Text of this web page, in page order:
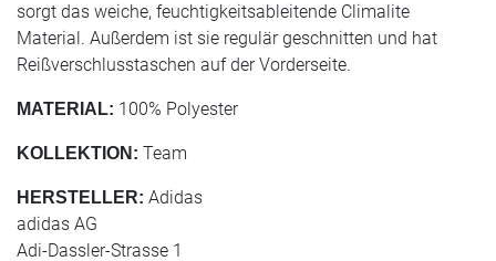
sorgt das weiche, feuchtigkeitsableitende Climalite
Material. Außerdem ist sie regulär geschnitten und hat
Reißverschlusstaschen auf der Vorderseite.
MATERIAL: 100% Polyester
KOLLEKTION: Team
HERSTELLER: Adidas
adidas AG
Adi-Dassler-Strasse 1